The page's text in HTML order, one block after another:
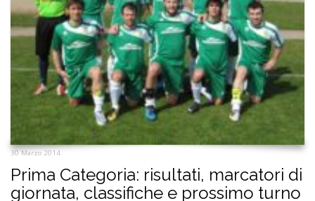
30 Marzo 2014
Prima Categoria: risultati, marcatori di
giornata, classifiche e prossimo turno